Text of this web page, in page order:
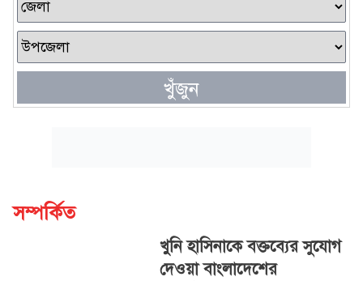
খুঁজুন
সম্পর্কিত
খুনি হাসিনাকে বক্তব্যের সুযোগ
দেওয়া বাংলাদেশের